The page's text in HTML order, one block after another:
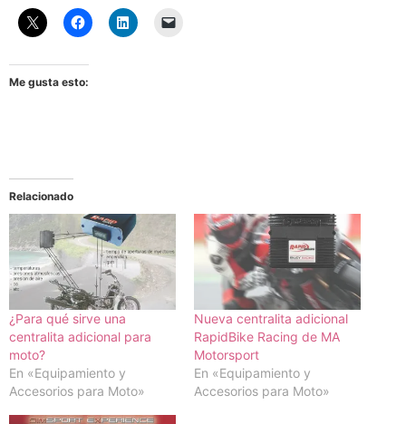
Me gusta esto:
Relacionado
¿Para qué sirve una
centralita adicional para
moto?
En «Equipamiento y
Accesorios para Moto»
Nueva centralita adicional
RapidBike Racing de MA
Motorsport
En «Equipamiento y
Accesorios para Moto»